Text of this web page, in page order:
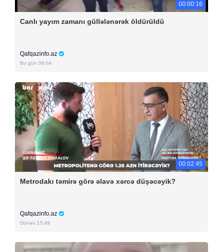
00:00:16
Canlı yayım zamanı güllələnərək öldürüldü
Qafqazinfo.az
Bu gün 08:04
00:02:45
Metrodakı təmirə görə əlavə xərcə düşəcəyik?
Qafqazinfo.az
Dünən 15:49